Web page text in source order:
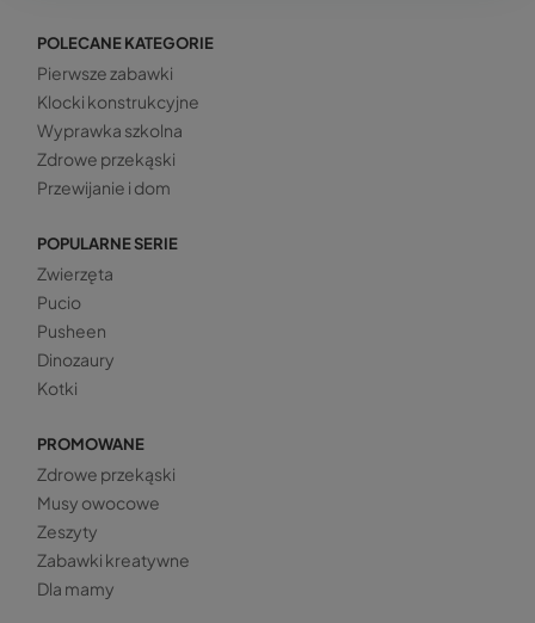
POLECANE KATEGORIE
Pierwsze zabawki
Klocki konstrukcyjne
Wyprawka szkolna
Zdrowe przekąski
Przewijanie i dom
POPULARNE SERIE
Zwierzęta
Pucio
Pusheen
Dinozaury
Kotki
PROMOWANE
Zdrowe przekąski
Musy owocowe
Zeszyty
Zabawki kreatywne
Dla mamy